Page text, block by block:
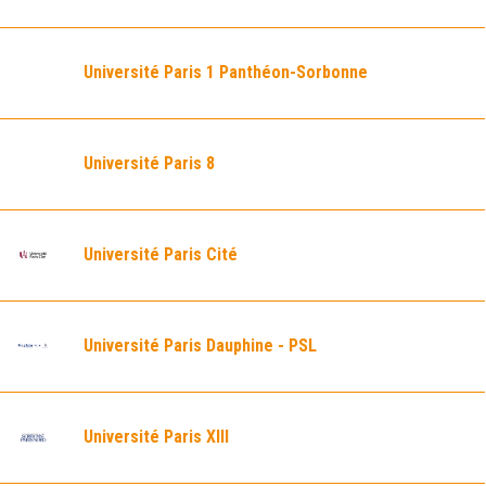
Université Paris 1 Panthéon-Sorbonne
Université Paris 8
Université Paris Cité
Université Paris Dauphine - PSL
Université Paris XIII